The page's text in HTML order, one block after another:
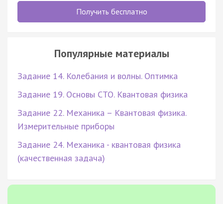
Получить бесплатно
Популярные материалы
Задание 14. Колебания и волны. Оптимка
Задание 19. Основы СТО. Квантовая физика
Задание 22. Механика – Квантовая физика.
Измерительные приборы
Задание 24. Механика - квантовая физика
(качественная задача)